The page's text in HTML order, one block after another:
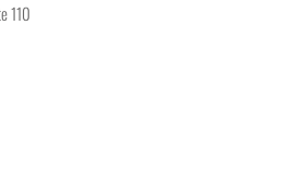
110